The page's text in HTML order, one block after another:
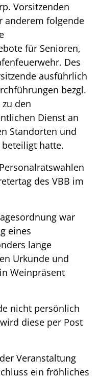
Vorsitzenden
anderem folgende
für Senioren,
Des
ausführlich
bezgl.
den
Dienst an
Standorten und
hatte.
des VBB im
war
eines
lange
Urkunde und
Weinpräsent
nicht persönlich
diese per Post
Veranstaltung
ein fröhliches